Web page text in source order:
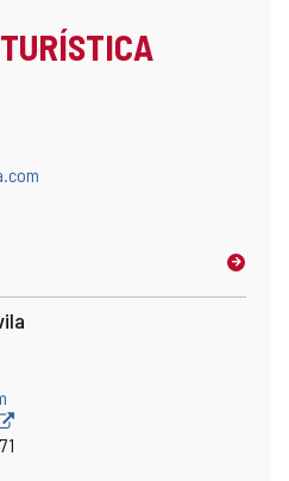
TURÍSTICA